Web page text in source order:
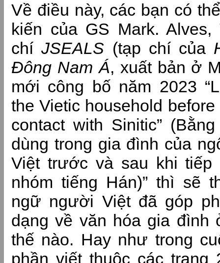
Về điều này, các bạn có
kiến của GS Mark.
chíJSEALS (tạp chí của
Đông Nam Á, xuất bản ở
mới công bố năm 2023
the Vietic household
contact with Sinitic”
dùng trong gia đình của
Việt trước và sau khi
nhóm tiếng Hán)” thì sẽ
ngữ người Việt đã góp
dạng về văn hóa gia đình
thế nào. Hay như trong
phần viết thuộc các trang